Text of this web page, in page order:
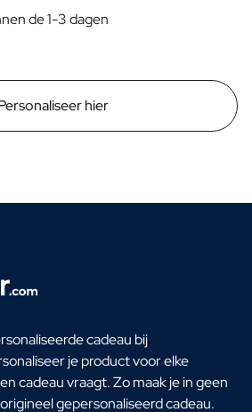
de 1-3 dagen
hier
cadeau bij
je product voor elke
cadeau vraagt. Zo maak je in geen
gepersonaliseerd cadeau.